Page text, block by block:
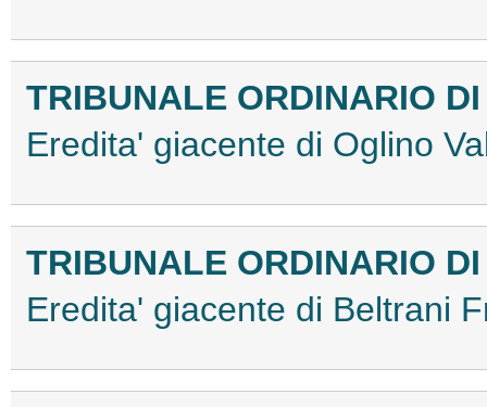
TRIBUNALE ORDINARIO
Eredita' giacente di Oglino
TRIBUNALE ORDINARIO
Eredita' giacente di Beltrani